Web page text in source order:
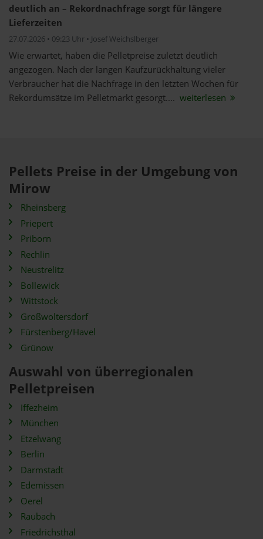
deutlich an – Rekordnachfrage sorgt für längere
Lieferzeiten
27.07.2026 • 09:23 Uhr • Josef Weichslberger
Wie erwartet, haben die Pelletpreise zuletzt deutlich
angezogen. Nach der langen Kaufzurückhaltung vieler
Verbraucher hat die Nachfrage in den letzten Wochen für
Rekordumsätze im Pelletmarkt gesorgt.... weiterlesen
Pellets Preise in der Umgebung von
Mirow
Rheinsberg
Priepert
Priborn
Rechlin
Neustrelitz
Bollewick
Wittstock
Großwoltersdorf
Fürstenberg/Havel
Grünow
Auswahl von überregionalen
Pelletpreisen
Iffezheim
München
Etzelwang
Berlin
Darmstadt
Edemissen
Oerel
Raubach
Friedrichsthal